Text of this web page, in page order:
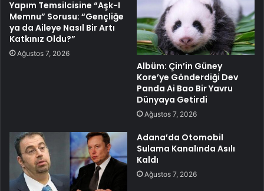
Yapım Temsilcisine “Aşk-I
Memnu” Sorusu: “Gençliğe
ya da Aileye Nasıl Bir Artı
Katkınız Oldu?”
Ağustos 7, 2026
Albüm: Çin’in Güney
Kore’ye Gönderdiği Dev
Panda Ai Bao Bir Yavru
Dünyaya Getirdi
Ağustos 7, 2026
Adana’da Otomobil
Sulama Kanalında Asılı
Kaldı
Ağustos 7, 2026